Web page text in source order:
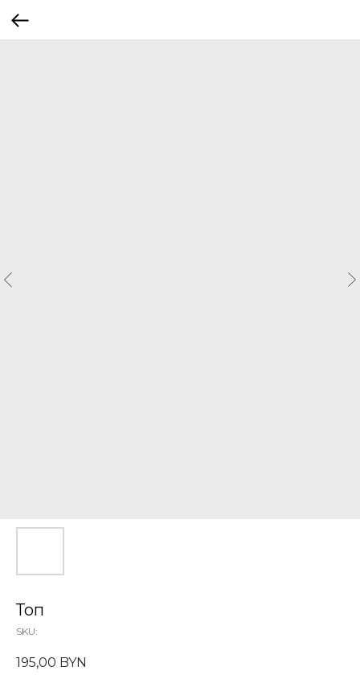
Топ
SKU:
195,00 BYN